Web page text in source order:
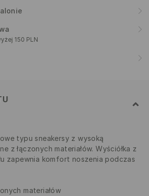
150 PLN
typu sneakersy z wysoką
z łączonych materiałów. Wyściółka z
zapewnia komfort noszenia podczas
materiałów